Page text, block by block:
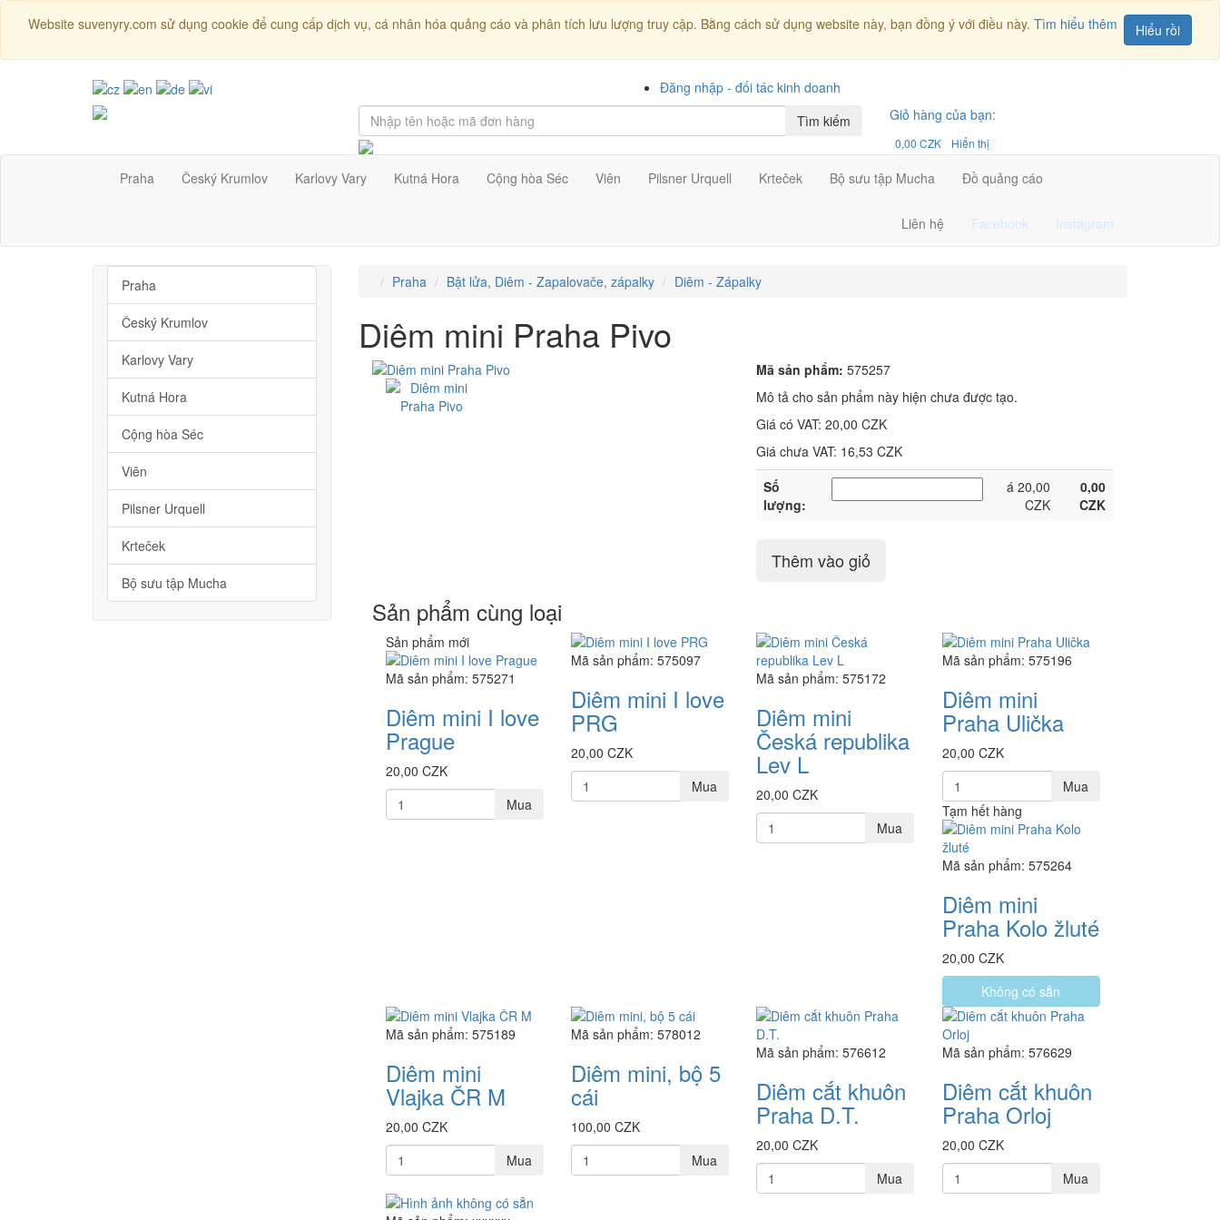
Hiểu rồi
Website suvenyry.com sử dụng cookie để cung cấp dịch vụ, cá nhân hóa quảng cáo và phân tích lưu lượng truy cập. Bằng cách sử dụng website này, bạn đồng ý với điều này. Tìm hiểu thêm
Đăng nhập - đối tác kinh doanh
Tìm kiếm
Giỏ hàng của bạn:
0,00 CZK Hiển thị
Praha Český Krumlov Karlovy Vary Kutná Hora Cộng hòa Séc Viên Pilsner Urquell Krteček Bộ sưu tập Mucha Đồ quảng cáo
Liên hệ Facebook Instagram
Praha
Český Krumlov
Karlovy Vary
Kutná Hora
Cộng hòa Séc
Viên
Pilsner Urquell
Krteček
Bộ sưu tập Mucha
Praha Bật lửa, Diêm - Zapalovače, zápalky Diêm - Zápalky
Diêm mini Praha Pivo
Mã sản phẩm: 575257
Mô tả cho sản phẩm này hiện chưa được tạo.
Giá có VAT:20,00 CZK
Giá chưa VAT: 16,53 CZK
Số
lượng:
á 20,00
CZK
0,00
CZK
Thêm vào giỏ
Sản phẩm cùng loại
Sản phẩm mới
Mã sản phẩm: 575271
Diêm mini I love
Prague
20,00 CZK
Mua
Mã sản phẩm: 575097
Diêm mini I love
PRG
20,00 CZK
Mua
Mã sản phẩm: 575172
Diêm mini
Česká republika
Lev L
20,00 CZK
Mua
Mã sản phẩm: 575196
Diêm mini
Praha Ulička
20,00 CZK
Mua
Tạm hết hàng
Mã sản phẩm: 575264
Diêm mini
Praha Kolo žluté
20,00 CZK
Không có sẵn
Mã sản phẩm: 575189
Diêm mini
Vlajka ČR M
20,00 CZK
Mua
Mã sản phẩm: 578012
Diêm mini, bộ 5
cái
100,00 CZK
Mua
Mã sản phẩm: 576612
Diêm cắt khuôn
Praha D.T.
20,00 CZK
Mua
Mã sản phẩm: 576629
Diêm cắt khuôn
Praha Orloj
20,00 CZK
Mua